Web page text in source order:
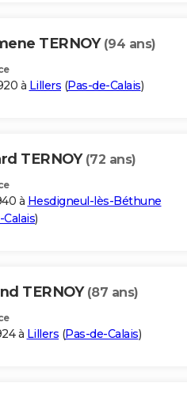
TERNOY (94 ans)
à Lillers (Pas-de-Calais)
TERNOY (72 ans)
à Hesdigneul-lès-Béthune
)
TERNOY (87 ans)
à Lillers (Pas-de-Calais)